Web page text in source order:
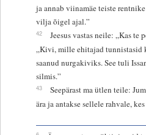
ja annab viinamäe teiste
vilja õigel ajal.”
42
Jeesus vastas neile: „Kas
„Kivi, mille ehitajad tunnistasid
saanud nurgakiviks. See tuli
silmis.”
43
Seepärast ma ütlen teile:
ära ja antakse sellele rahvale,